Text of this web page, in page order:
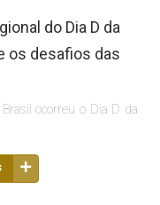
do Dia D da
os desafios das
ocorreu o Dia D da